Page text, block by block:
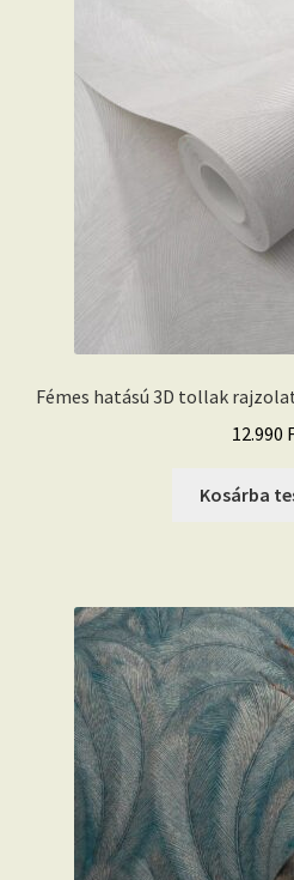
Fémes hatású 3D tollak
12.990
Kosárba